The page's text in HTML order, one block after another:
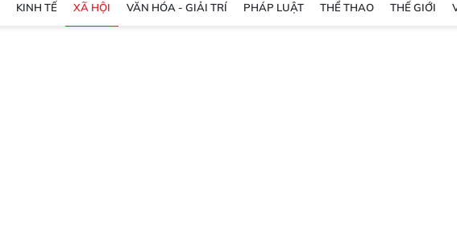
KINH TẾ XÃ HỘI VĂN HÓA - GIẢI TRÍ PHÁP LUẬT THỂ THAO THẾ GIỚI